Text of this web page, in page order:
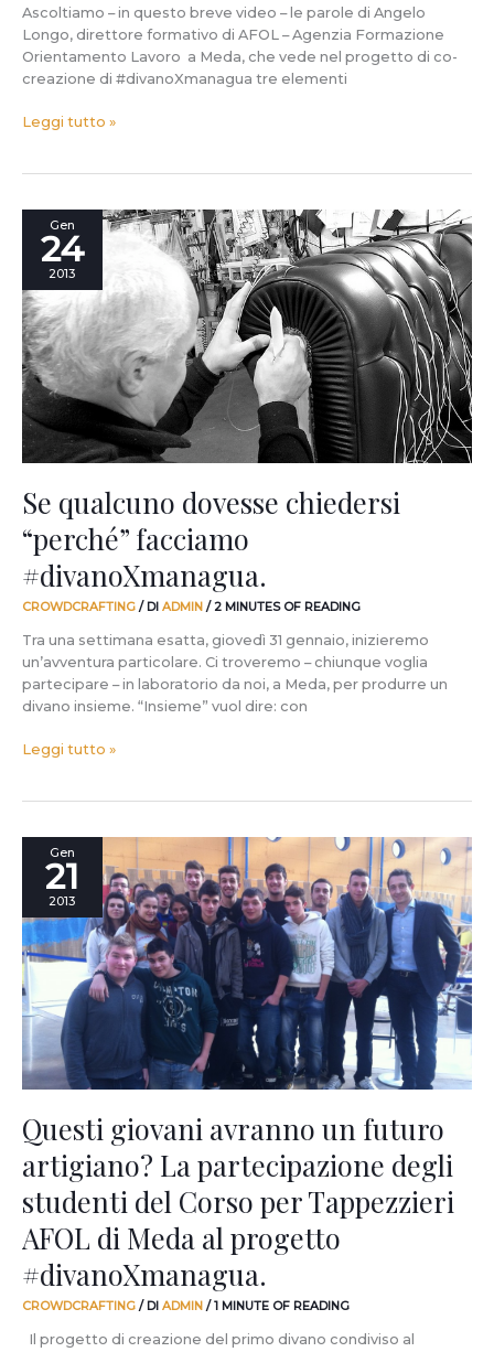
Ascoltiamo – in questo breve video – le parole di Angelo
Longo, direttore formativo di AFOL – Agenzia Formazione
Orientamento Lavoro a Meda, che vede nel progetto di co-
creazione di #divanoXmanagua tre elementi
Leggi tutto »
Gen
24
2013
Se qualcuno dovesse chiedersi
“perché” facciamo
#divanoXmanagua.
CROWDCRAFTING / DI ADMIN /2 MINUTES OF READING
Tra una settimana esatta, giovedì 31 gennaio, inizieremo
un’avventura particolare. Ci troveremo – chiunque voglia
partecipare – in laboratorio da noi, a Meda, per produrre un
divano insieme. “Insieme” vuol dire: con
qualcuno
dovesse
“perché”
facciamo
#divanoXmanagua.
Leggi tutto »
Gen
21
2013
Questi giovani avranno un futuro
artigiano? La partecipazione degli
studenti del Corso per Tappezzieri
AFOL di Meda al progetto
#divanoXmanagua.
CROWDCRAFTING / DI ADMIN /1 MINUTE OF READING
Il progetto di creazione del primo divano condiviso al
Questi
giovani
avranno
futuro
artigiano?
La
partecipazione
degli
studenti
del
Corso
Tappezzieri
AFOL
di
Meda
progetto
#divanoXmanagua.